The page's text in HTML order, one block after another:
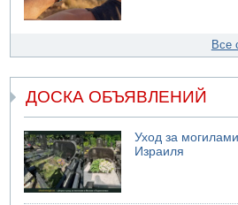
Все
ДОСКА ОБЪЯВЛЕНИЙ
Уход за
Израиля